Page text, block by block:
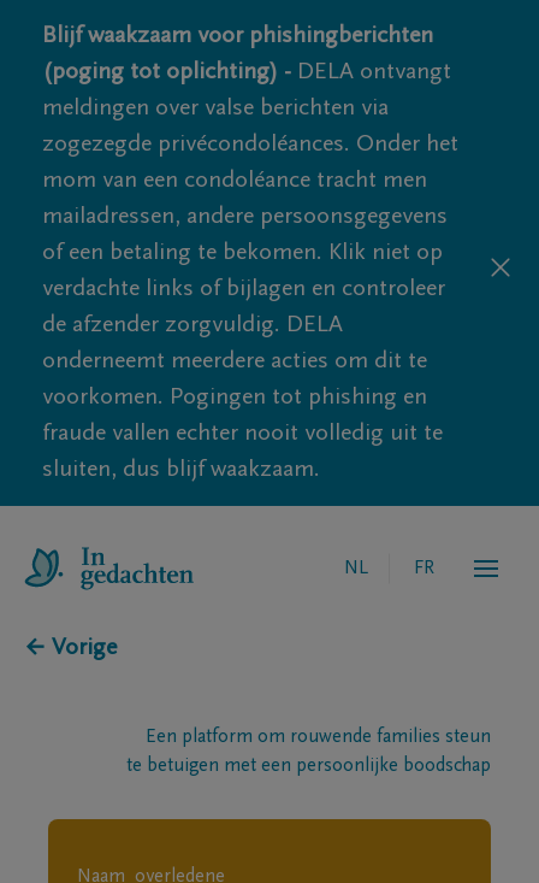
Blijf waakzaam voor phishingberichten
(poging tot oplichting) - DELA ontvangt
meldingen over valse berichten via
zogezegde privécondoléances. Onder het
mom van een condoléance tracht men
mailadressen, andere persoonsgegevens
of een betaling te bekomen. Klik niet op
verdachte links of bijlagen en controleer
de afzender zorgvuldig. DELA
onderneemt meerdere acties om dit te
voorkomen. Pogingen tot phishing en
fraude vallen echter nooit volledig uit te
sluiten, dus blijf waakzaam.
NL FR
← Vorige
Een platform om rouwende families steun
te betuigen met een persoonlijke boodschap